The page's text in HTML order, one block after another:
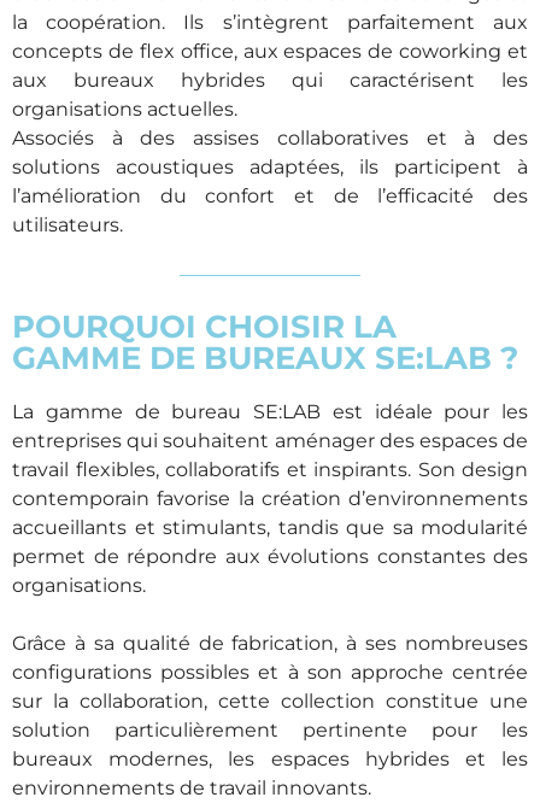
la coopération. Ils s’intègrent parfaitement aux
concepts de flex office, aux espaces de coworking et
aux bureaux hybrides qui caractérisent les
organisations actuelles.
Associés à des assises collaboratives et à des
solutions acoustiques adaptées, ils participent à
l’amélioration du confort et de l’efficacité des
utilisateurs.
POURQUOI CHOISIR LA
GAMME DE BUREAUX SE:LAB ?
La gamme de bureau SE:LAB est idéale pour les
entreprises qui souhaitent aménager des espaces de
travail flexibles, collaboratifs et inspirants. Son design
contemporain favorise la création d’environnements
accueillants et stimulants, tandis que sa modularité
permet de répondre aux évolutions constantes des
organisations.
Grâce à sa qualité de fabrication, à ses nombreuses
configurations possibles et à son approche centrée
sur la collaboration, cette collection constitue une
solution particulièrement pertinente pour les
bureaux modernes, les espaces hybrides et les
environnements de travail innovants.